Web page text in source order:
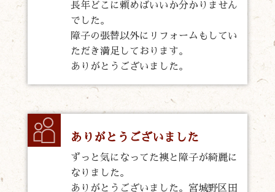
長年どこに頼めばいいか分かりません
でした。
障子の張替以外にリフォームもしてい
ただき満足しております。
ありがとうございました。
ありがとうございました
ずっと気になってた襖と障子が綺麗に
なりました。
ありがとうございました。宮城野区田